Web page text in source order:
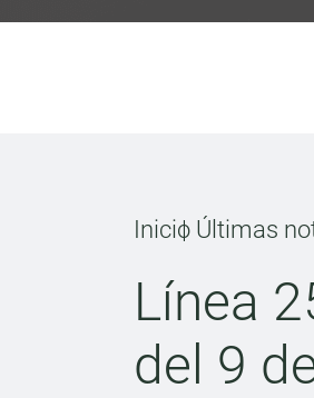
Inicio Últimas
Línea
del 9